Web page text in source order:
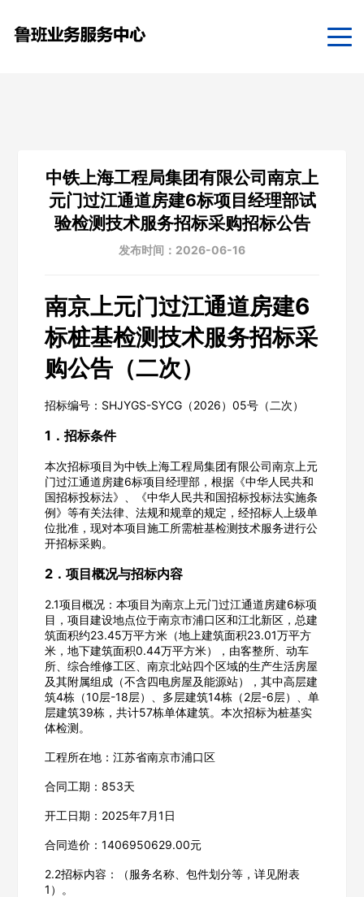
中铁上海工程局集团有限公司南京上
元门过江通道房建6标项目经理部试
验检测技术服务招标采购招标公告
发布时间：2026-06-16
南京上元门过江通道房建6
标桩基检测技术服务招标采
购公告（二次）
招标编号：SHJYGS-SYCG（2026）05号（二次）
1．招标条件
本次招标项目为中铁上海工程局集团有限公司南京上元
门过江通道房建6标项目经理部，根据《中华人民共和
国招标投标法》、《中华人民共和国招标投标法实施条
例》等有关法律、法规和规章的规定，经招标人上级单
位批准，现对本项目施工所需桩基检测技术服务进行公
开招标采购。
2．项目概况与招标内容
2.1项目概况：本项目为南京上元门过江通道房建6标项
目，项目建设地点位于南京市浦口区和江北新区，总建
筑面积约23.45万平方米（地上建筑面积23.01万平方
米，地下建筑面积0.44万平方米），由客整所、动车
所、综合维修工区、南京北站四个区域的生产生活房屋
及其附属组成（不含四电房屋及能源站），其中高层建
筑4栋（10层-18层）、多层建筑14栋（2层-6层）、单
层建筑39栋，共计57栋单体建筑。本次招标为桩基实
体检测。
工程所在地：江苏省南京市浦口区
合同工期：853天
开工日期：2025年7月1日
合同造价：1406950629.00元
2.2招标内容：（服务名称、包件划分等，详见附表
1）。